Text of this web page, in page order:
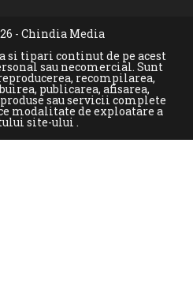
- Chindia Media
tipari continut de pe acest
sau necomercial. Sunt
recompilarea,
publicarea, afisarea,
sau servicii complete
modalitate de exploatare a
site-ului .